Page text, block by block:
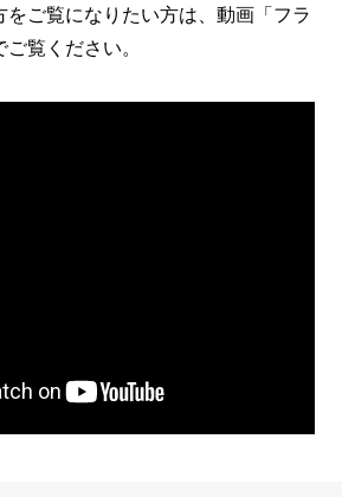
をご覧になりたい方は、動画「フラ
覧ください。